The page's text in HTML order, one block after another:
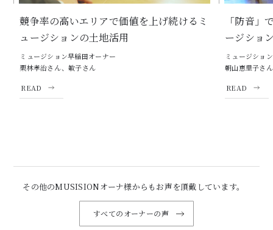
競争率の高いエリアで価値を上げ続けるミ
ュージションの土地活用
ミュージション早稲田オーナー
栗林孝治さん、敏子さん
READ
「防音」
ージショ
ミュージショ
朝山恵里子さん
READ
その他のMUSISIONオーナ様からもお声を頂戴しています。
すべてのオーナーの声